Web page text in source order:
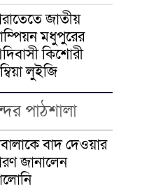
জাতীয়
মধুপুরের
কিশোরী
লুইজি
পাঠশালা
বাদ দেওয়ার
জানালেন